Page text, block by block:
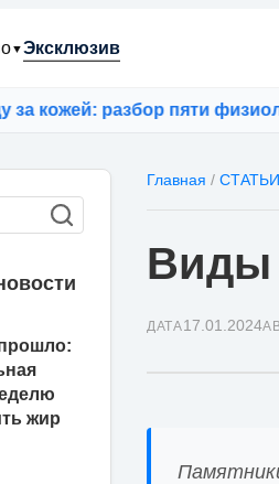
▼Эксклюзив
разбор пяти
жир
Главная / СТАТЬИ
Виды
ДАТА17.01.2024